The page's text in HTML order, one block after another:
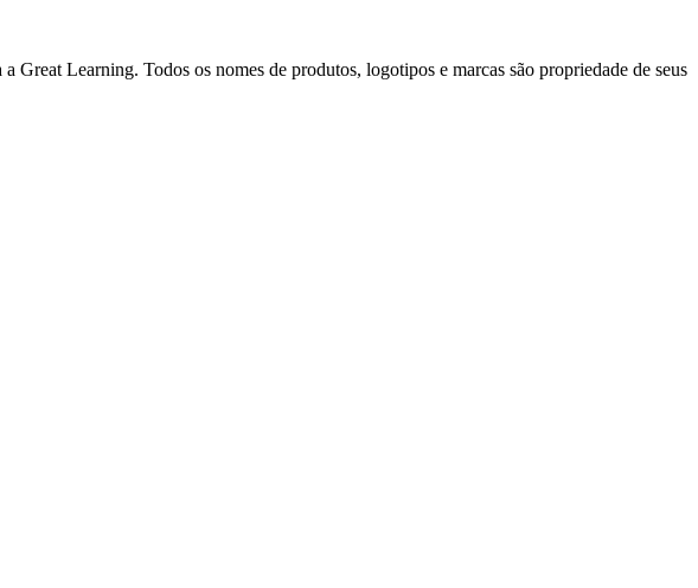
Learning. Todos os nomes de produtos, logotipos e marcas são propriedade de seus